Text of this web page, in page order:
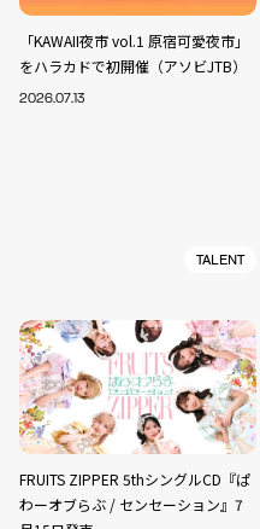
「KAWAII夜市 vol.1 原宿可愛夜市」
をハラカドで初開催（アソビJTB）
2026.07.13
TALENT
FRUITS ZIPPER 5thシングルCD『ぱ
わーオブらぶ / センセーション』7